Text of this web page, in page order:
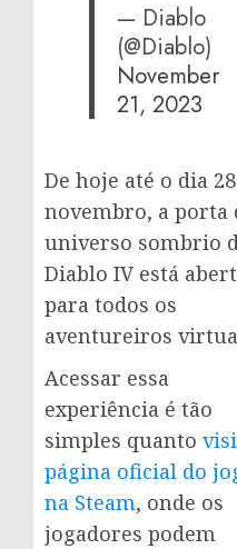
— Diablo
(@Diablo)
November
21, 2023
De hoje até o dia
novembro, a porta
universo sombrio
Diablo IV está
para todos os
aventureiros
Acessar essa
experiência é tão
simples quanto
página oficial do
na Steam, onde os
jogadores podem